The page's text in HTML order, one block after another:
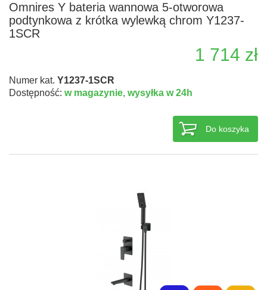
Omnires Y bateria wannowa 5-otworowa
podtynkowa z krótka wylewką chrom Y1237-
1SCR
1 714 zł
Numer kat. Y1237-1SCR
Dostępność: w magazynie, wysyłka w 24h
Do koszyka